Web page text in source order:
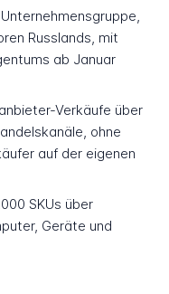
Russlands, mit
ab Januar
Verkäufe über
ohne
auf der eigenen
SKUs über
Geräte und